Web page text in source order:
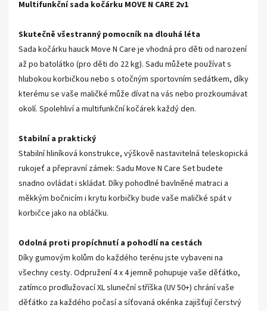
Multifunkční sada kočárku MOVE N CARE 2v1
Skutečně všestranný pomocník na dlouhá léta
Sada kočárku hauck Move N Care je vhodná pro děti od narození
až po batolátko (pro děti do 22 kg). Sadu můžete používat s
hlubokou korbičkou nebo s otočným sportovním sedátkem, díky
kterému se vaše maličké může dívat na vás nebo prozkoumávat
okolí. Spolehliví a multifunkční kočárek každý den.
Stabilní a praktický
Stabilní hliníková konstrukce, výškově nastavitelná teleskopická
rukojeť a přepravní zámek: Sadu Move N Care Set budete
snadno ovládat i skládat. Díky pohodlné bavlněné matraci a
měkkým bočnicím i krytu korbičky bude vaše maličké spát v
korbičce jako na obláčku.
Odolná proti propíchnutí a pohodlí na cestách
Díky gumovým kolům do každého terénu jste vybaveni na
všechny cesty. Odpružení 4 x 4 jemně pohupuje vaše děťátko,
zatímco prodlužovací XL sluneční stříška (UV 50+) chrání vaše
děťátko za každého počasí a síťovaná okénka zajišťují čerstvý